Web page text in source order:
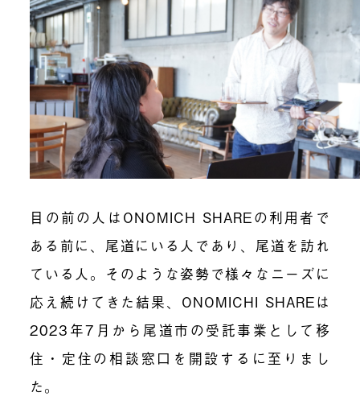
目の前の人はONOMICH SHAREの利用者で
ある前に、尾道にいる人であり、尾道を訪れ
ている人。そのような姿勢で様々なニーズに
応え続けてきた結果、ONOMICHI SHAREは
2023年7月から尾道市の受託事業として移
住・定住の相談窓口を開設するに至りまし
た。